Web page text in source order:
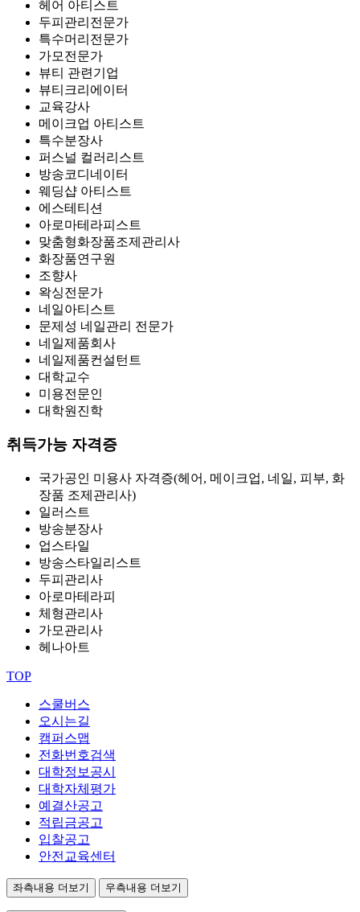
헤어 아티스트
두피관리전문가
특수머리전문가
가모전문가
뷰티 관련기업
뷰티크리에이터
교육강사
메이크업 아티스트
특수분장사
퍼스널 컬러리스트
방송코디네이터
웨딩샵 아티스트
에스테티션
아로마테라피스트
맞춤형화장품조제관리사
화장품연구원
조향사
왁싱전문가
네일아티스트
문제성 네일관리 전문가
네일제품회사
네일제품컨설턴트
대학교수
미용전문인
대학원진학
취득가능 자격증
국가공인 미용사 자격증(헤어, 메이크업, 네일, 피부, 화
장품 조제관리사)
일러스트
방송분장사
업스타일
방송스타일리스트
두피관리사
아로마테라피
체형관리사
가모관리사
헤나아트
TOP
스쿨버스
오시는길
캠퍼스맵
전화번호검색
대학정보공시
대학자체평가
예결산공고
적립금공고
입찰공고
안전교육센터
좌측내용 더보기 우측내용 더보기